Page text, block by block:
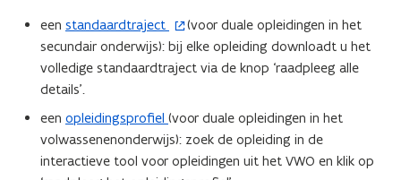
een standaardtraject
(
o
p
e
n
t
i
n
(voor duale opleidingen in het
secundair onderwijs): bij elke opleiding downloadt u het
volledige standaardtraject via de knop ‘raadpleeg alle
details’.
een opleidingsprofiel (voor duale opleidingen in het
volwassenenonderwijs): zoek de opleiding in de
interactieve tool voor opleidingen uit het VWO en klik op